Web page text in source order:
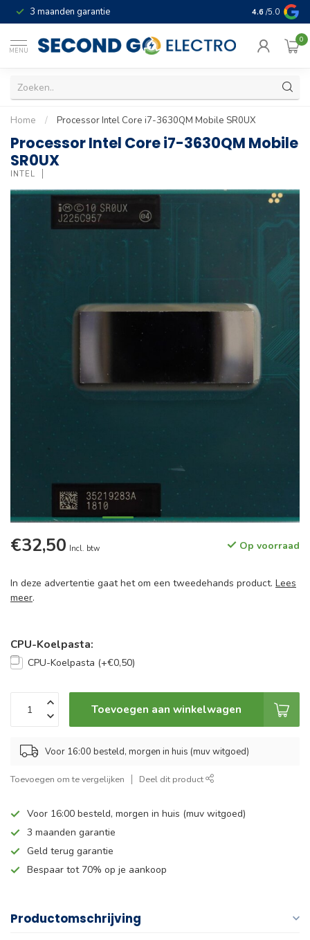
3 maanden garantie Geld terug
4.6 /5.0
MENU
0
Home / Processor Intel Core i7-3630QM Mobile SR0UX
Processor Intel Core i7-3630QM Mobile
SR0UX
INTEL
€32,50 Incl. btw Op voorraad
In deze advertentie gaat het om een tweedehands product. Lees
meer.
CPU-Koelpasta:
CPU-Koelpasta (+€0,50)
Toevoegen aan winkelwagen
Voor 16:00 besteld, morgen in huis (muv witgoed)
Toevoegen om te vergelijken Deel dit product
Voor 16:00 besteld, morgen in huis (muv witgoed)
3 maanden garantie
Geld terug garantie
Bespaar tot 70% op je aankoop
Productomschrijving